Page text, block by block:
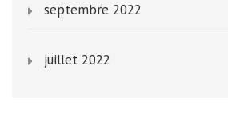
septembre 2022
juillet 2022